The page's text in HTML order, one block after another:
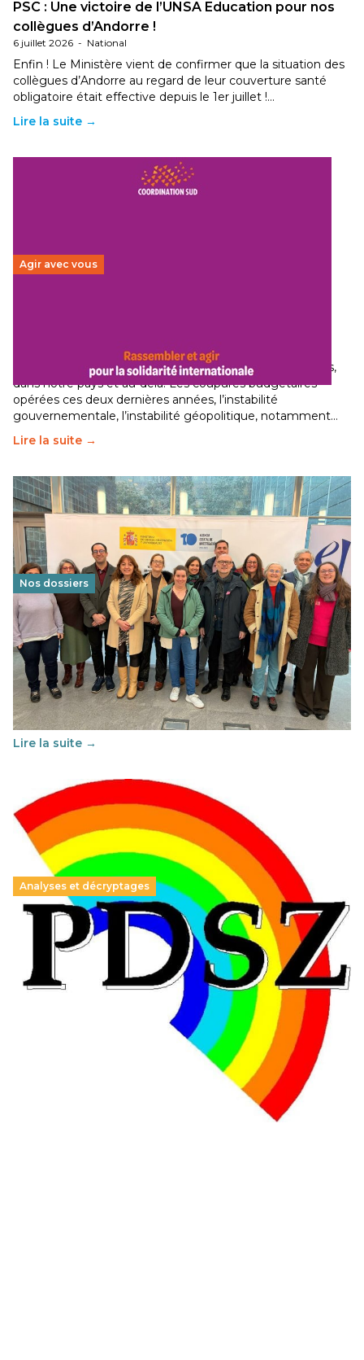
PSC : Une victoire de l’UNSA Education pour nos
collègues d’Andorre !
6 juillet 2026 - National
Enfin ! Le Ministère vient de confirmer que la situation des
collègues d’Andorre au regard de leur couverture santé
obligatoire était effective depuis le 1er juillet !…
Lire la suite →
Agir avec vous
Le secteur humanitaire connaît des difficultés profondes,
dans notre pays et au-delà. Les coupures budgétaires
opérées ces deux dernières années, l’instabilité
gouvernementale, l’instabilité géopolitique, notamment…
Lire la suite →
Nos dossiers
Éducation au vivre-ensemble : un échange croisé
franco-espagnol pour changer d’approche
29 juin 2026-National
Cette année, l'UNSA Éducation a mené un projet Erasmus
soutenu par l'union Européenne et centré sur l'éducation
au vivre-ensemble : quelles différences entre la France…
Lire la suite →
Analyses et décryptages
Hongrie : du changement pour les politiques
éducatives, aussi !
25 juin 2026
En Hongrie, le conservateur Peter Magyar et son parti
Tisza "Respect et liberté" ont remporté une large victoire,
contre le premier ministre sortant, Viktor Orban,…